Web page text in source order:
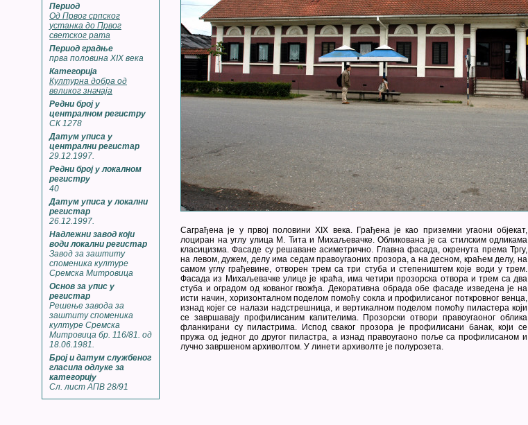
Период
Од Првог српског
устанка до Првог
светског рата
Период градње
прва половина XIX века
Категорија
Културна добра од
великог значаја
Редни број у
централном регистру
СК 1278
Датум уписа у
централни регистар
29.12.1997.
Редни број у локалном
регистру
40
Датум уписа у локални
регистар
26.12.1997.
Надлежни завод који
води локални регистар
Завод за заштиту
споменика културе
Сремска Митровица
Основ за упис у
регистар
Решење завода за
заштиту споменика
културе Сремска
Митровица бр. 116/81. од
18.06.1981.
Број и датум службеног
гласила одлуке за
категорију
Сл. лист АПВ 28/91
Саграђена је у првој половини XIX века. Грађена је као приземни угаони објекат,
лоциран на углу улица М. Тита и Михаљевачке. Обликована је са стилским одликама
класицизма. Фасаде су решаване асиметрично. Главна фасада, окренута према Тргу,
на левом, дужем, делу има седам правоугаоних прозора, а на десном, краћем делу, на
самом углу грађевине, отворен трем са три стуба и степеништем које води у трем.
Фасада из Михаљевачке улице је краћа, има четири прозорска отвора и трем са два
стуба и оградом од кованог гвожђа. Декоративна обрада обе фасаде изведена је на
исти начин, хоризонталном поделом помоћу сокла и профилисаног поткровног венца,
изнад којег се налази надстрешница, и вертикалном поделом помоћу пиластера који
се завршавају профилисаним капителима. Прозорски отвори правоугаоног облика
фланкирани су пиластрима. Испод сваког прозора је профилисани банак, који се
пружа од једног до другог пиластра, а изнад правоугаоно поље са профилисаном и
лучно завршеном архиволтом. У линети архиволте је полурозета.